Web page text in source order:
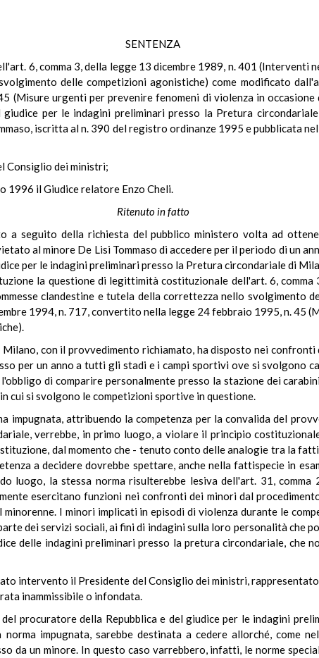
SENTENZA
6, comma 3, della legge 13 dicembre 1989, n. 401 (Interventi
delle competizioni agonistiche) come modificato
(Misure urgenti per prevenire fenomeni di violenza in occasione
per le indagini preliminari presso la Pretura
iscritta al n. 390 del registro ordinanze 1995 e pubblicata
Consiglio dei ministri;
1996 il Giudice relatore Enzo Cheli.
Ritenuto in fatto
a seguito della richiesta del pubblico ministero volta ad
al minore De Lisi Tommaso di accedere per il periodo di un
per le indagini preliminari presso la Pretura circondariale di
la questione di legittimità costituzionale dell'art. 6,
clandestine e tutela della correttezza nello svolgimento
1994, n. 717, convertito nella legge 24 febbraio 1995, n. 45
con il provvedimento richiamato, ha disposto nei confronti
per un anno a tutti gli stadi e i campi sportivi ove si svolgono
di comparire personalmente presso la stazione dei
cui si svolgono le competizioni sportive in questione.
impugnata, attribuendo la competenza per la convalida del
verrebbe, in primo luogo, a violare il principio
dal momento che - tenuto conto delle analogie tra la
a decidere dovrebbe spettare, anche nella fattispecie in
luogo, la stessa norma risulterebbe lesiva dell'art. 31, comma
esercitano funzioni nei confronti dei minori dal
I minori implicati in episodi di violenza durante le
dei servizi sociali, ai fini di indagini sulla loro personalità che
delle indagini preliminari presso la pretura circondariale, che
intervento il Presidente del Consiglio dei ministri,
inammissibile o infondata.
procuratore della Repubblica e del giudice per le indagini
impugnata, sarebbe destinata a cedere allorché, come
da un minore. In questo caso varrebbero, infatti, le norme